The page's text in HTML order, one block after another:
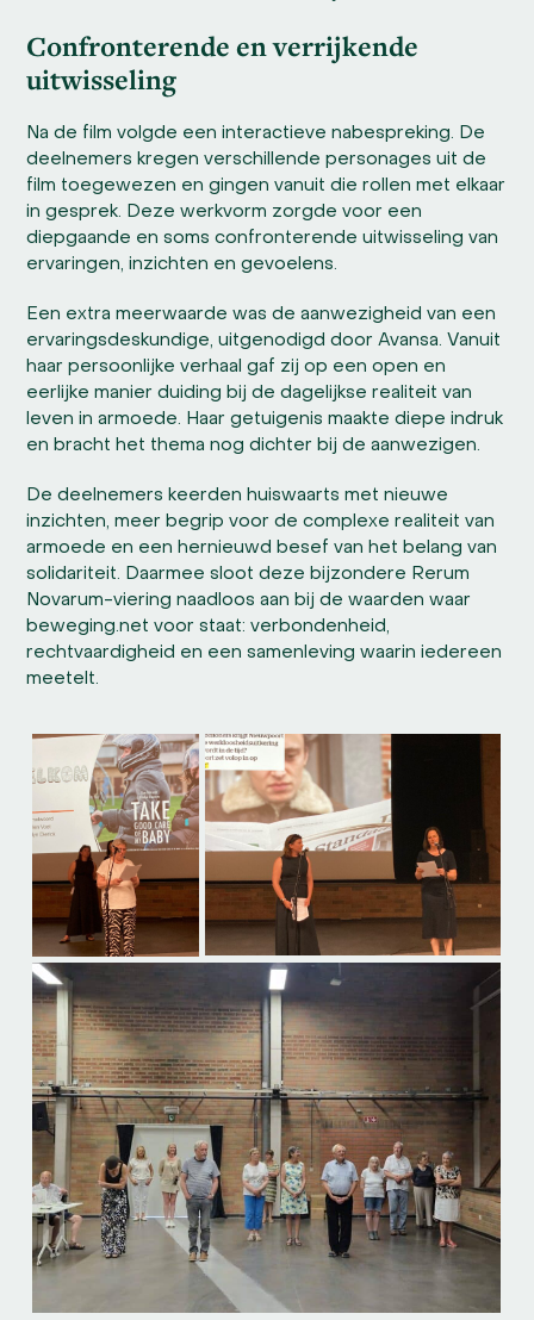
Confronterende en verrijkende
uitwisseling
Na de film volgde een interactieve nabespreking. De
deelnemers kregen verschillende personages uit de
film toegewezen en gingen vanuit die rollen met elkaar
in gesprek. Deze werkvorm zorgde voor een
diepgaande en soms confronterende uitwisseling van
ervaringen, inzichten en gevoelens.
Een extra meerwaarde was de aanwezigheid van een
ervaringsdeskundige, uitgenodigd door Avansa. Vanuit
haar persoonlijke verhaal gaf zij op een open en
eerlijke manier duiding bij de dagelijkse realiteit van
leven in armoede. Haar getuigenis maakte diepe indruk
en bracht het thema nog dichter bij de aanwezigen.
De deelnemers keerden huiswaarts met nieuwe
inzichten, meer begrip voor de complexe realiteit van
armoede en een hernieuwd besef van het belang van
solidariteit. Daarmee sloot deze bijzondere Rerum
Novarum-viering naadloos aan bij de waarden waar
beweging.net voor staat: verbondenheid,
rechtvaardigheid en een samenleving waarin iedereen
meetelt.